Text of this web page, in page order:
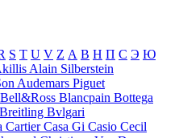
S T U V Z А В Н П С Э Ю
Alain Silberstein
Audemars Piguet
Bell&Ross Blancpain Bottega
Breitling Bvlgari
CartierCasa Gi Casio Cecil